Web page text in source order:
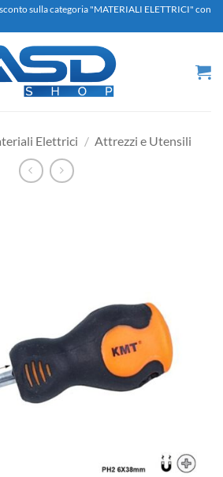
sulla categoria "MATERIALI ELETTRICI" con
Elettrici / Attrezzi e Utensili